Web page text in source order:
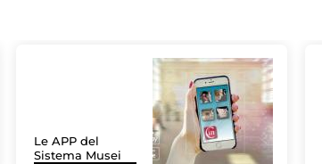
Le APP del
Sistema Musei